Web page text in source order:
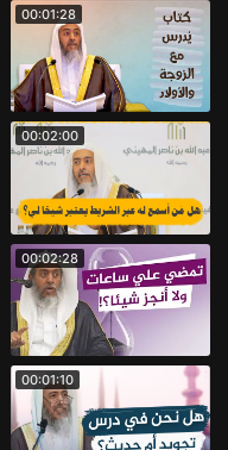
00:01:28
00:02:00
00:02:28
00:01:10